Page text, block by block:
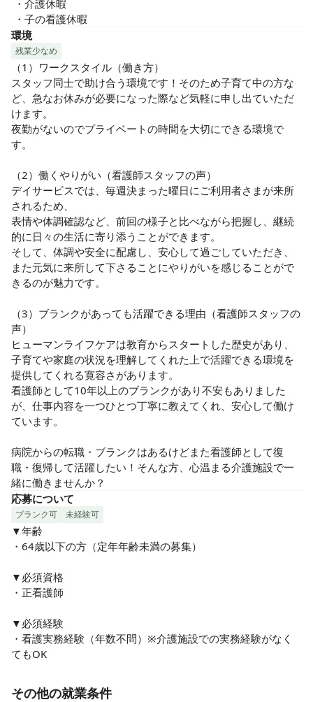
・子の看護休暇
環境
残業少なめ
（1）ワークスタイル（働き方）
スタッフ同士で助け合う環境です！そのため子育て中の方な
ど、急なお休みが必要になった際など気軽に申し出ていただ
けます。
夜勤がないのでプライベートの時間を大切にできる環境で
す。
（2）働くやりがい（看護師スタッフの声）
デイサービスでは、毎週決まった曜日にご利用者さまが来所
されるため、
表情や体調確認など、前回の様子と比べながら把握し、継続
的に日々の生活に寄り添うことができます。
そして、体調や安全に配慮し、安心して過ごしていただき、
また元気に来所して下さることにやりがいを感じることがで
きるのが魅力です。
（3）ブランクがあっても活躍できる理由（看護師スタッフの
声）
ヒューマンライフケアは教育からスタートした歴史があり、
子育てや家庭の状況を理解してくれた上で活躍できる環境を
提供してくれる寛容さがあります。
看護師として10年以上のブランクがあり不安もありました
が、仕事内容を一つひとつ丁寧に教えてくれ、安心して働け
ています。
病院からの転職・ブランクはあるけどまた看護師として復
職・復帰して活躍したい！そんな方、心温まる介護施設で一
緒に働きませんか？
応募について
ブランク可 未経験可
▼年齢
・64歳以下の方（定年年齢未満の募集）
▼必須資格
・正看護師
▼必須経験
・看護実務経験（年数不問）※介護施設での実務経験がなく
てもOK
その他の就業条件